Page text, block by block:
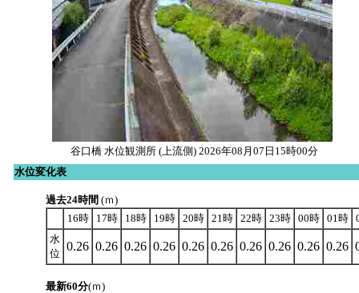
谷口橋 水位観測所 (上流側) 2026年08月07日15時00分
水位変化表
過去24時間 (ｍ)
16時
17時 18時 19時 20時 21時 22時 23時 00時 01時
水
位
0.26 0.26 0.26 0.26 0.26 0.26 0.26 0.26 0.26 0.26
最新60分(ｍ)